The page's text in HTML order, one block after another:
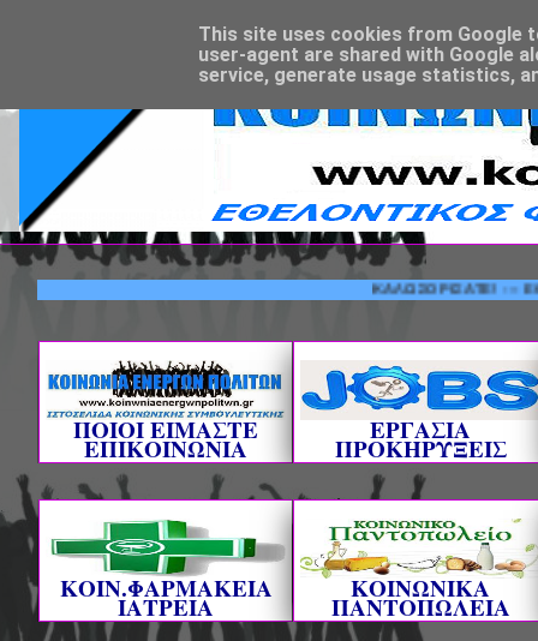
ΚΑΛΩΣΟΡΙΣΑΤΕ! ---
ΠΟΙΟΙ ΕΙΜΑΣΤΕ
ΕΠΙΚΟΙΝΩΝΙΑ
ΕΡΓΑΣΙΑ
ΠΡΟΚΗΡΥΞΕΙΣ
ΚΟΙΝ.ΦΑΡΜΑΚΕΙΑ
ΙΑΤΡΕΙΑ
ΚΟΙΝΩΝΙΚΑ
ΠΑΝΤΟΠΩΛΕΙΑ
This site uses cookies from Google
user-agent are shared with Google
service, generate usage statistics,